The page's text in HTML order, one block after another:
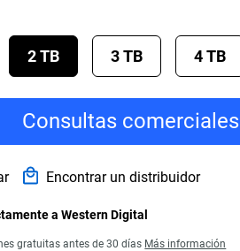
2 TB 3 TB 4 TB
Consultas comerciales
Encontrar un distribuidor
a Western Digital
gratuitas antes de 30 días Más información